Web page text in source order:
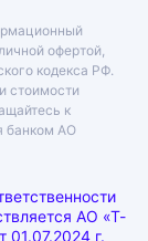
офертой,
кодекса РФ.
стоимости
к
банком АО
АО «Т-
г.